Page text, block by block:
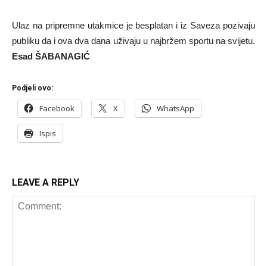
Ulaz na pripremne utakmice je besplatan i iz Saveza pozivaju
publiku da i ova dva dana uživaju u najbržem sportu na svijetu.
Esad ŠABANAGIĆ
Podjeli ovo:
Facebook X WhatsApp
Ispis
LEAVE A REPLY